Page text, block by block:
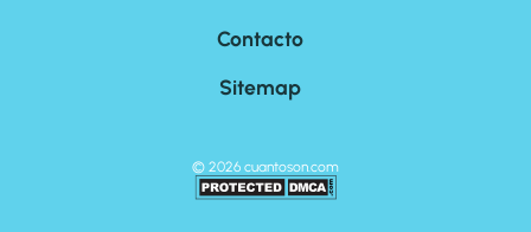
Contacto
Sitemap
© 2026 cuantoson.com